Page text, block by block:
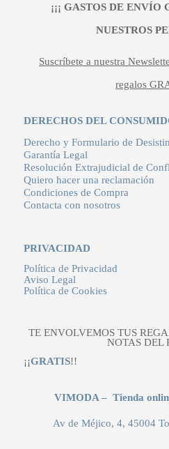
¡¡¡ GASTOS DE ENVÍO
NUESTROS
Suscríbete a nuestra
regalos
DERECHOS DEL
Derecho y Formulario de
Garantía Legal
Resolución Extrajudicial de
Quiero hacer una reclamación
Condiciones de Compra
Contacta con nosotros
PRIVACIDAD
Política de Privacidad
Aviso Legal
Política de Cookies
TE ENVOLVEMOS TUS
NOTAS DEL
¡¡GRATIS!!
VIMODA – Tienda
Av de Méjico, 4, 45004